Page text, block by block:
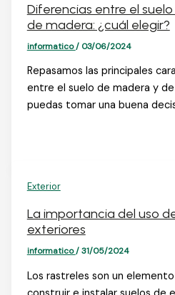
Diferencias entre el
de madera: ¿cuál elegir?
informatico/ 03/06/2024
Repasamos las principales
entre el suelo de madera y
puedas tomar una buena
Exterior
La importancia del uso
exteriores
informatico/31/05/2024
Los rastreles son un